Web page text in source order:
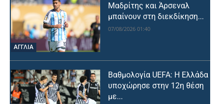
ΑΓΓΛΙΑ
Μαδρίτης και Άρσεναλ
μπαίνουν στη διεκδίκηση...
07/08/2026 01:40
Βαθμολογία UEFA: Η Ελλάδα
υποχώρησε στην 12η θέση
με...